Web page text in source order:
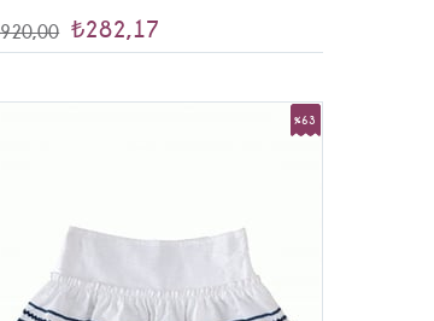
₺282,17
%63